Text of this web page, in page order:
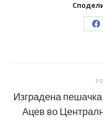
navigation
Изградена
Ацев во